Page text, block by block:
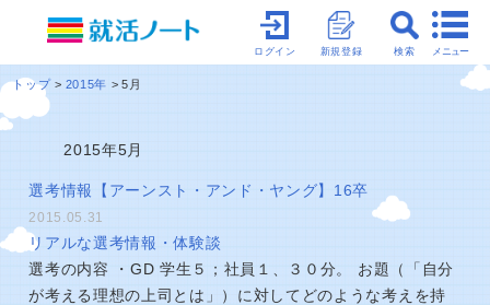
メニュー
検索
新規登録
ログイン
トップ 2015年 5月
2015年5月
選考情報【アーンスト・アンド・ヤング】16卒
2015.05.31
リアルな選考情報・体験談
選考の内容 ・GD 学生５；社員１、３０分。 お題（「自分
が考える理想の上司とは」）に対してどのような考えを持